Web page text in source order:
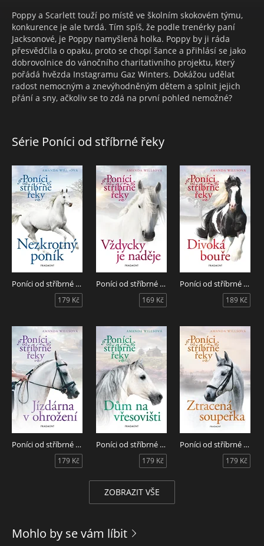
Poppy a Scarlett touží po místě ve školním skokovém týmu,
konkurence je ale tvrdá. Tím spíš, že podle trenérky paní
Jacksonové, je Poppy namyšlená holka. Poppy by ji ráda
přesvědčila o opaku, proto se chopí šance a přihlásí se jako
dobrovolnice do vánočního charitativního projektu, který
pořádá hvězda Instagramu Gaz Winters. Dokážou udělat
radost nemocným a znevýhodněným dětem a splnit jejich
přání a sny, ačkoliv se to zdá na první pohled nemožné?
Série Poníci od stříbrné řeky
Poníci od stříbrné řeky - Nezkrotný poník
179 Kč
Poníci od stříbrné řeky - Vždycky je naděje
169 Kč
Poníci od stříbrné řeky - Divoká bouře
189 Kč
Poníci od stříbrné řeky - Jízdárna v ohrožení
179 Kč
Poníci od stříbrné řeky - Dům na vřesovišti
179 Kč
Poníci od stříbrné řeky - Ztracená soupeřka
179 Kč
ZOBRAZIT VŠE
Mohlo by se vám líbit